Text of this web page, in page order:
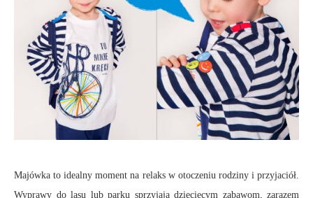
Majówka to idealny moment na relaks w otoczeniu rodziny i przyjaciół.
Wyprawy do lasu lub parku sprzyjają dziecięcym zabawom, zarazem